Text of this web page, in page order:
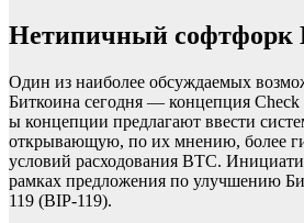
Нетипичный софтфорк
Один из наиболее обсуждаемых
Биткоина сегодня — концепция
ы концепции предлагают ввести
открывающую, по их мнению, более
условий расходования BTC.
рамках предложения по улучшению
119 (BIP-119).